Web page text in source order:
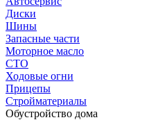
Диски
Шины
Запасные части
Моторное масло
СТО
Ходовые огни
Прицепы
Стройматериалы
Обустройство дома